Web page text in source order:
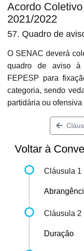
Acordo
2021/2022
57. Quadro de
O SENAC deverá
quadro de aviso à
FEPESP para
categoria, sendo
partidária ou
Voltar à
Cláusula 1
Cláusula 2
Duração